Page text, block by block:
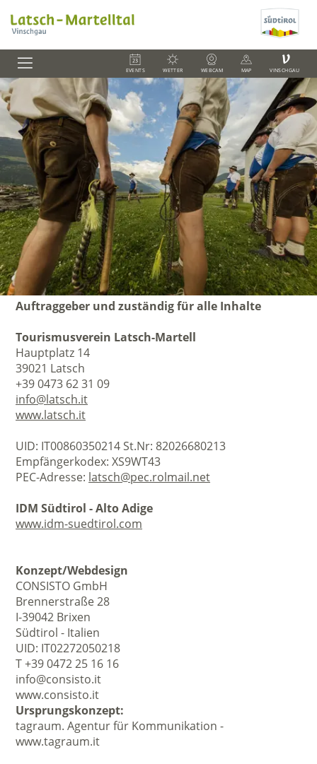
EVENTS WETTER WEBCAM MAP
V
VINSCHGAU
Auftraggeber und zuständig für alle Inhalte
Tourismusverein Latsch-Martell
Hauptplatz 14
39021 Latsch
+39 0473 62 31 09
info@latsch.it
www.latsch.it
UID: IT00860350214 St.Nr: 82026680213
Empfängerkodex: XS9WT43
PEC-Adresse: latsch@pec.rolmail.net
IDM Südtirol - Alto Adige
www.idm-suedtirol.com
Konzept/Webdesign
CONSISTO GmbH
Brennerstraße 28
I-39042 Brixen
Südtirol - Italien
UID: IT02272050218
T +39 0472 25 16 16
info@consisto.it
www.consisto.it
Ursprungskonzept:
tagraum. Agentur für Kommunikation -
www.tagraum.it